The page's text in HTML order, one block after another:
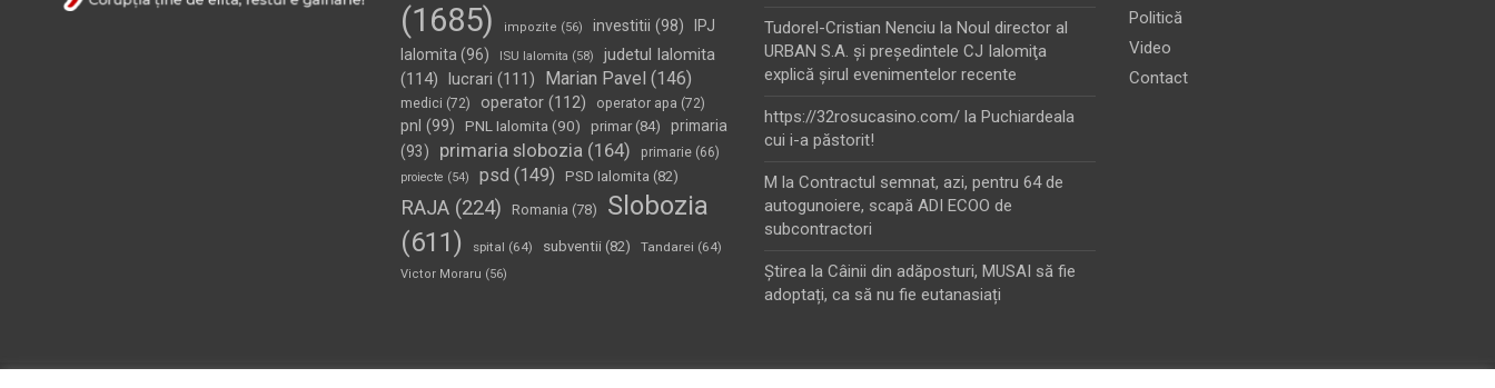
(1685)
impozite (56) investitii (98)
IPJ
Ialomita (96) ISU Ialomita (58)
judetul Ialomita
(114) lucrari (111) Marian Pavel (146)
medici (72) operator(112) operator apa (72)
pnl (99) PNL Ialomita (90) primar(84)
primaria
(93)
primaria slobozia(164) primarie(66)
proiecte (54) psd (149) PSD Ialomita (82)
RAJA(224) Romania (78)
Slobozia
(611)
spital (64) subventii (82) Tandarei (64)
Victor Moraru (56)
Tudorel-Cristian Nenciu la Noul director al
URBAN S.A. şi preşedintele CJ Ialomiţa
explică şirul evenimentelor recente
https://32rosucasino.com/ la Puchiardeala
cui i-a păstorit!
M la Contractul semnat, azi, pentru 64 de
autogunoiere, scapă ADI ECOO de
subcontractori
Ştirea la Câinii din adăposturi, MUSAI să fie
adoptați, ca să nu fie eutanasiați
Politică
Video
Contact